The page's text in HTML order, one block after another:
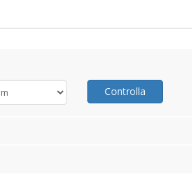
Controlla